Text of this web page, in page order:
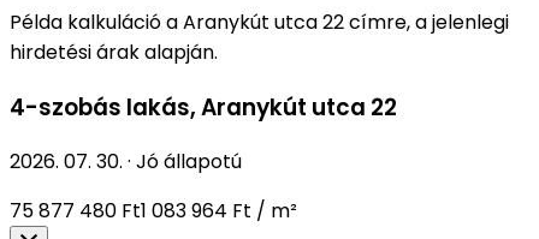
Példa kalkuláció a Aranykút utca 22 címre, a jelenlegi
hirdetési árak alapján.
4-szobás lakás,Aranykút utca 22
2026. 07. 30. · Jó állapotú
75 877 480 Ft1 083 964 Ft / m²